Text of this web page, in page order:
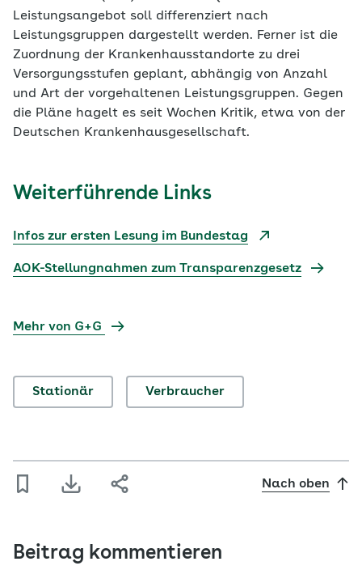
Leistungsangebot soll differenziert nach
Leistungsgruppen dargestellt werden. Ferner ist die
Zuordnung der Krankenhausstandorte zu drei
Versorgungsstufen geplant, abhängig von Anzahl
und Art der vorgehaltenen Leistungsgruppen. Gegen
die Pläne hagelt es seit Wochen Kritik, etwa von der
Deutschen Krankenhausgesellschaft.
Weiterführende Links
Infos zur ersten Lesung im Bundestag
AOK-Stellungnahmen zum Transparenzgesetz
Mehr von G+G
Stationär Verbraucher
Nach oben
Beitrag kommentieren